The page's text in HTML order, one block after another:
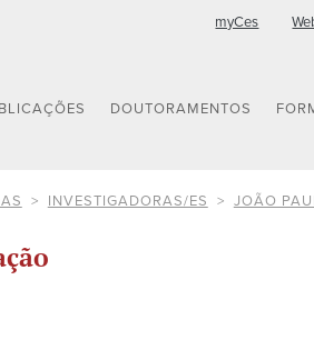
myCes
DOUTORAMENTOS
INVESTIGADORAS/ES JOÃO